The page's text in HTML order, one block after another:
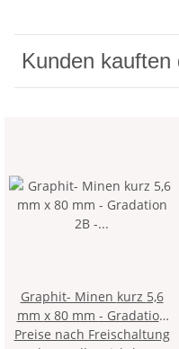
Kunden kauften
Graphit- Minen kurz 5,6
mm x 80 mm - Gradation
2B - im 6er Pack
Preise nach Freischaltung